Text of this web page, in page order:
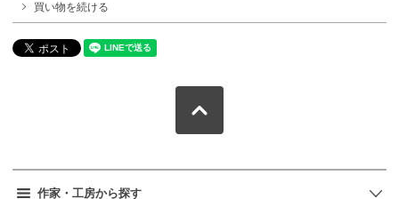
買い物を続ける
作家・工房から探す